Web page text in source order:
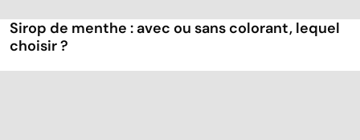
Sirop de menthe : avec ou sans colorant, lequel
choisir ?